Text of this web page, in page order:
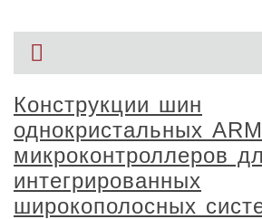
Конструкции шин
однокристальных
микроконтроллеров
интегрированных
широкополосных